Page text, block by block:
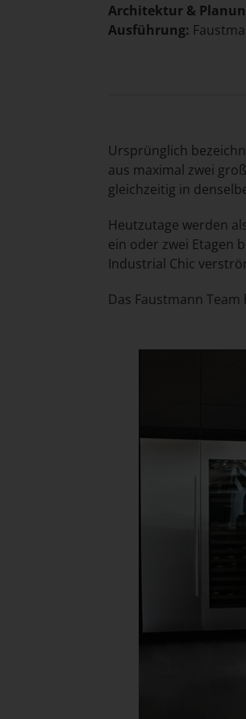
Architektur &
Ausführung:
Ursprünglich
aus maximal zwei
gleichzeitig in
Heutzutage werden
ein oder zwei Etagen
Industrial Chic
Das Faustmann